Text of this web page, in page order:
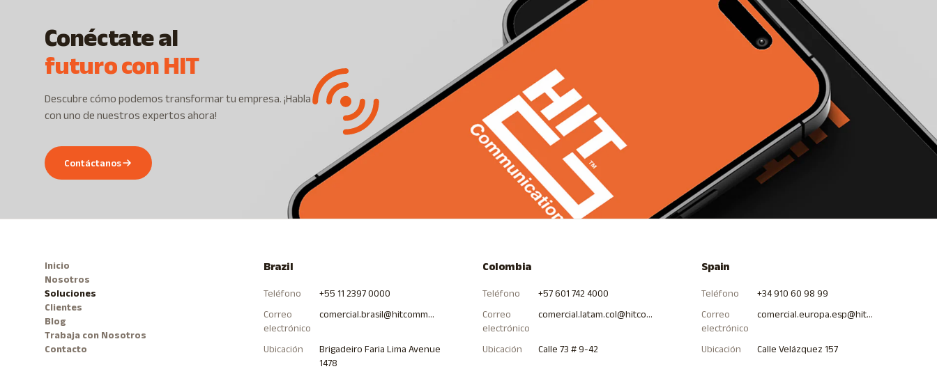
Conéctate al
futuro con HIT
Descubre cómo podemos transformar tu empresa. ¡Habla
con uno de nuestros expertos ahora!
Contáctanos
Inicio
Nosotros
Soluciones
Clientes
Blog
Trabaja con Nosotros
Contacto
Brazil
Teléfono
+55 11 2397 0000
Correo
electrónico
comercial.brasil@hitcommunications.com
Ubicación
Brigadeiro Faria Lima Avenue
1478
Colombia
Teléfono
+57 601 742 4000
Correo
electrónico
comercial.latam.col@hitcommunications.com
Ubicación Calle 73 # 9-42
Spain
Teléfono
+34 910 60 98 99
Correo
electrónico
comercial.europa.esp@hitcommunications.com
Ubicación Calle Velázquez 157